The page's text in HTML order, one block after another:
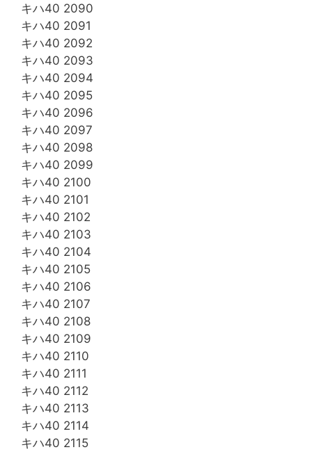
キハ40 2090
キハ40 2091
キハ40 2092
キハ40 2093
キハ40 2094
キハ40 2095
キハ40 2096
キハ40 2097
キハ40 2098
キハ40 2099
キハ40 2100
キハ40 2101
キハ40 2102
キハ40 2103
キハ40 2104
キハ40 2105
キハ40 2106
キハ40 2107
キハ40 2108
キハ40 2109
キハ40 2110
キハ40 2111
キハ40 2112
キハ40 2113
キハ40 2114
キハ40 2115